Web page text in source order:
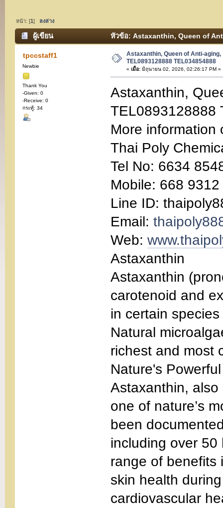
หน้า: [1] ลงล่าง
ผู้เขียน หัวข้อ: Astaxanthin, Queen of
tpccstaff1
Newbie
Thank You
-Given: 0
-Receive: 0
กระทู้: 34
Astaxanthin, Queen of Anti-
TEL0893128888 TEL034854888
« เมื่อ:มิถุนายน 02, 2026, 02:26:17 PM »
Astaxanthin,
TEL0893128888
More information
Thai Poly
Tel No: 6634
Mobile: 668
Line ID:
Email:
Web:
Astaxanthin
Astaxanthin
carotenoid and
in certain
Natural
richest and most
Nature's
Astaxanthin,
one of nature’s
been
including over 50
range of benefits
skin health
cardiovascular